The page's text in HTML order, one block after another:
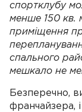
спортклубу
менше 150 кв.
приміщення
спального
мешкало не
Безперечно,
франчайзера,